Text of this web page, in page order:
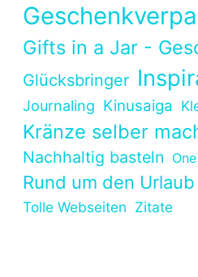
Gifts in a Jar -
Glücksbringer
Journaling Kinusaiga
Kränze selber
Nachhaltig basteln
Rund um den Urlaub
Tolle Webseiten Zitate